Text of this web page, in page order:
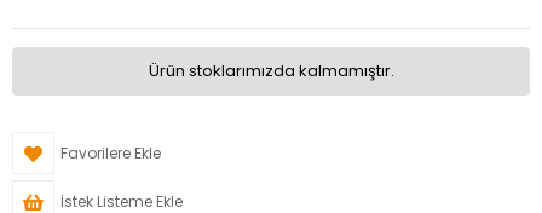
Ürün stoklarımızda kalmamıştır.
Favorilere Ekle
İstek Listeme Ekle